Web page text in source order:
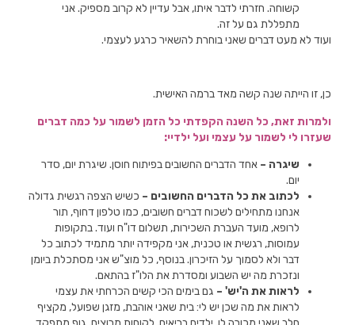
קשוחה. חזרתי לדבר איתו, אבל עדיין לא קרוב מספיק. אני
מתפללת גם על זה.
ועוד לא מעט דברים שאני בוחרת להשאיר כרגע לעצמי.
כן, זו הייתה שנה קשה מאד ברמה האישית.
ולמרות זאת, כל השנה הקפדתי כל הזמן לשמור על כמה דברים
שעזרו לי לשמור על עצמי ועל ילדיי:
שיגרה – אחד הדברים החשובים בפיתוח חוסן. שיגרת יום, סדר
יום.
לכתוב את כל הדברים החשובים – כשיש הצפה רגשית גדולה
אנחנו מתחילים לשכוח דברים חשובים, כמו טלפון דחוף, תור
לרופא, מועד העברת השכירות, תשלום דו"ח ועוד. בתקופות
עמוסות, רגשית או טכנית, אני מקפידה יותר מתמיד לכתוב כל
דבר ולא לסמוך על הזיכרון. בנוסף, כל מוצ"ש אני מסתכלת ביומן
ונזכרת מה יש השבוע ומסדרת את הלו"ז בהתאם.
לראות את ה'יש' – גם בימים הכי קשים הכרחתי את עצמי
לראות את מה שכן יש לי: בית שאני אוהבת, מזגן שפועל, מקציף